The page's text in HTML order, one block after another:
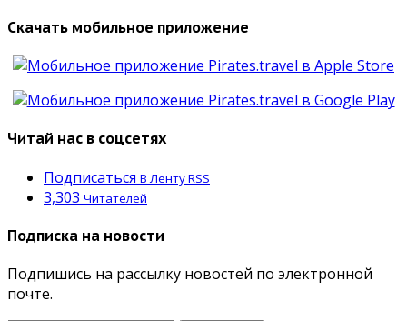
Скачать мобильное приложение
Читай нас в соцсетях
Подписаться В Ленту RSS
3,303 Читателей
Подписка на новости
Подпишись на рассылку новостей по электронной
почте.